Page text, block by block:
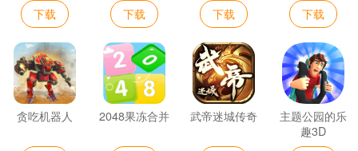
下载 下载 下载 下载
贪吃机器人 2048果冻合并 武帝迷城传奇
主题公园的乐
趣3D